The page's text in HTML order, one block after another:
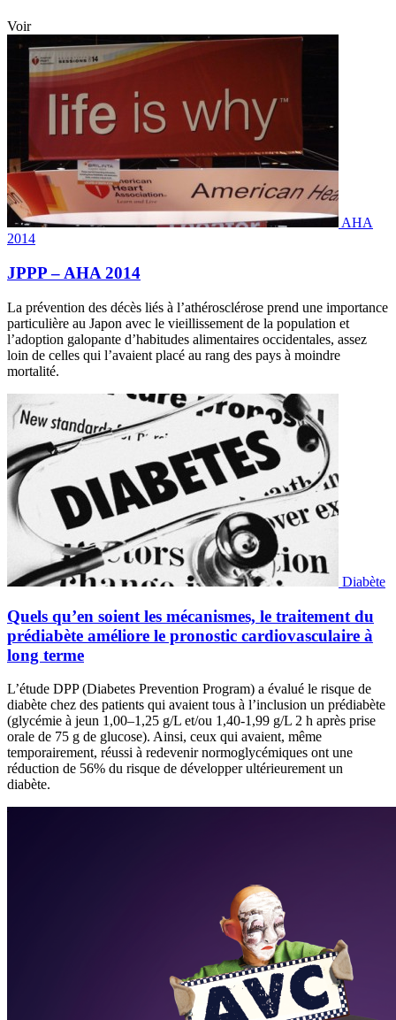
Voir
AHA
2014
JPPP – AHA 2014
La prévention des décès liés à l’athérosclérose prend une importance
particulière au Japon avec le vieillissement de la population et
l’adoption galopante d’habitudes alimentaires occidentales, assez
loin de celles qui l’avaient placé au rang des pays à moindre
mortalité.
Diabète
Quels qu’en soient les mécanismes, le traitement du
prédiabète améliore le pronostic cardiovasculaire à
long terme
L’étude DPP (Diabetes Prevention Program) a évalué le risque de
diabète chez des patients qui avaient tous à l’inclusion un prédiabète
(glycémie à jeun 1,00–1,25 g/L et/ou 1,40-1,99 g/L 2 h après prise
orale de 75 g de glucose). Ainsi, ceux qui avaient, même
temporairement, réussi à redevenir normoglycémiques ont une
réduction de 56% du risque de développer ultérieurement un
diabète.